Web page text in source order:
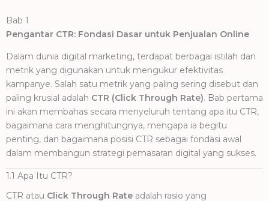
Bab 1
Pengantar CTR: Fondasi Dasar untuk Penjualan Online
Dalam dunia digital marketing, terdapat berbagai istilah dan
metrik yang digunakan untuk mengukur efektivitas
kampanye. Salah satu metrik yang paling sering disebut dan
paling krusial adalah CTR (Click Through Rate). Bab pertama
ini akan membahas secara menyeluruh tentang apa itu CTR,
bagaimana cara menghitungnya, mengapa ia begitu
penting, dan bagaimana posisi CTR sebagai fondasi awal
dalam membangun strategi pemasaran digital yang sukses.
1.1 Apa Itu CTR?
CTR atau Click Through Rate adalah rasio yang